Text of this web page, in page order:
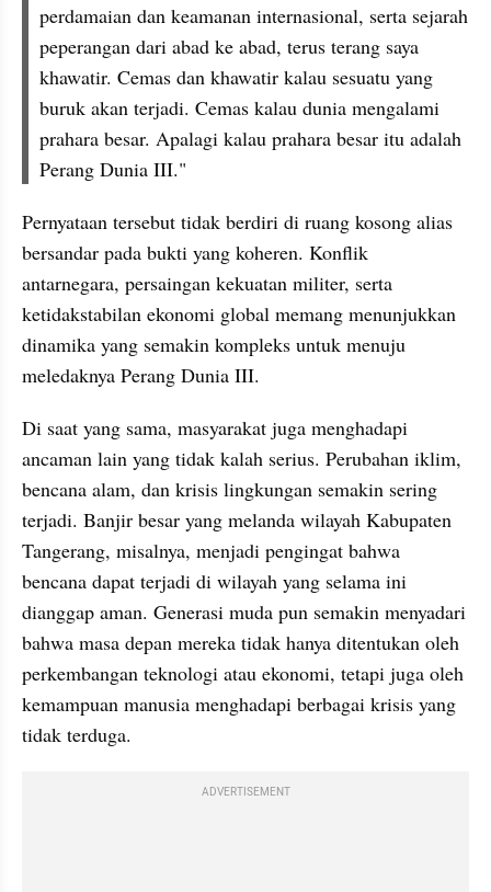
perdamaian dan keamanan internasional, serta sejarah
peperangan dari abad ke abad, terus terang saya
khawatir. Cemas dan khawatir kalau sesuatu yang
buruk akan terjadi. Cemas kalau dunia mengalami
prahara besar. Apalagi kalau prahara besar itu adalah
Perang Dunia III."
Pernyataan tersebut tidak berdiri di ruang kosong alias
bersandar pada bukti yang koheren. Konflik
antarnegara, persaingan kekuatan militer, serta
ketidakstabilan ekonomi global memang menunjukkan
dinamika yang semakin kompleks untuk menuju
meledaknya Perang Dunia III.
Di saat yang sama, masyarakat juga menghadapi
ancaman lain yang tidak kalah serius. Perubahan iklim,
bencana alam, dan krisis lingkungan semakin sering
terjadi. Banjir besar yang melanda wilayah Kabupaten
Tangerang, misalnya, menjadi pengingat bahwa
bencana dapat terjadi di wilayah yang selama ini
dianggap aman. Generasi muda pun semakin menyadari
bahwa masa depan mereka tidak hanya ditentukan oleh
perkembangan teknologi atau ekonomi, tetapi juga oleh
kemampuan manusia menghadapi berbagai krisis yang
tidak terduga.
ADVERTISEMENT